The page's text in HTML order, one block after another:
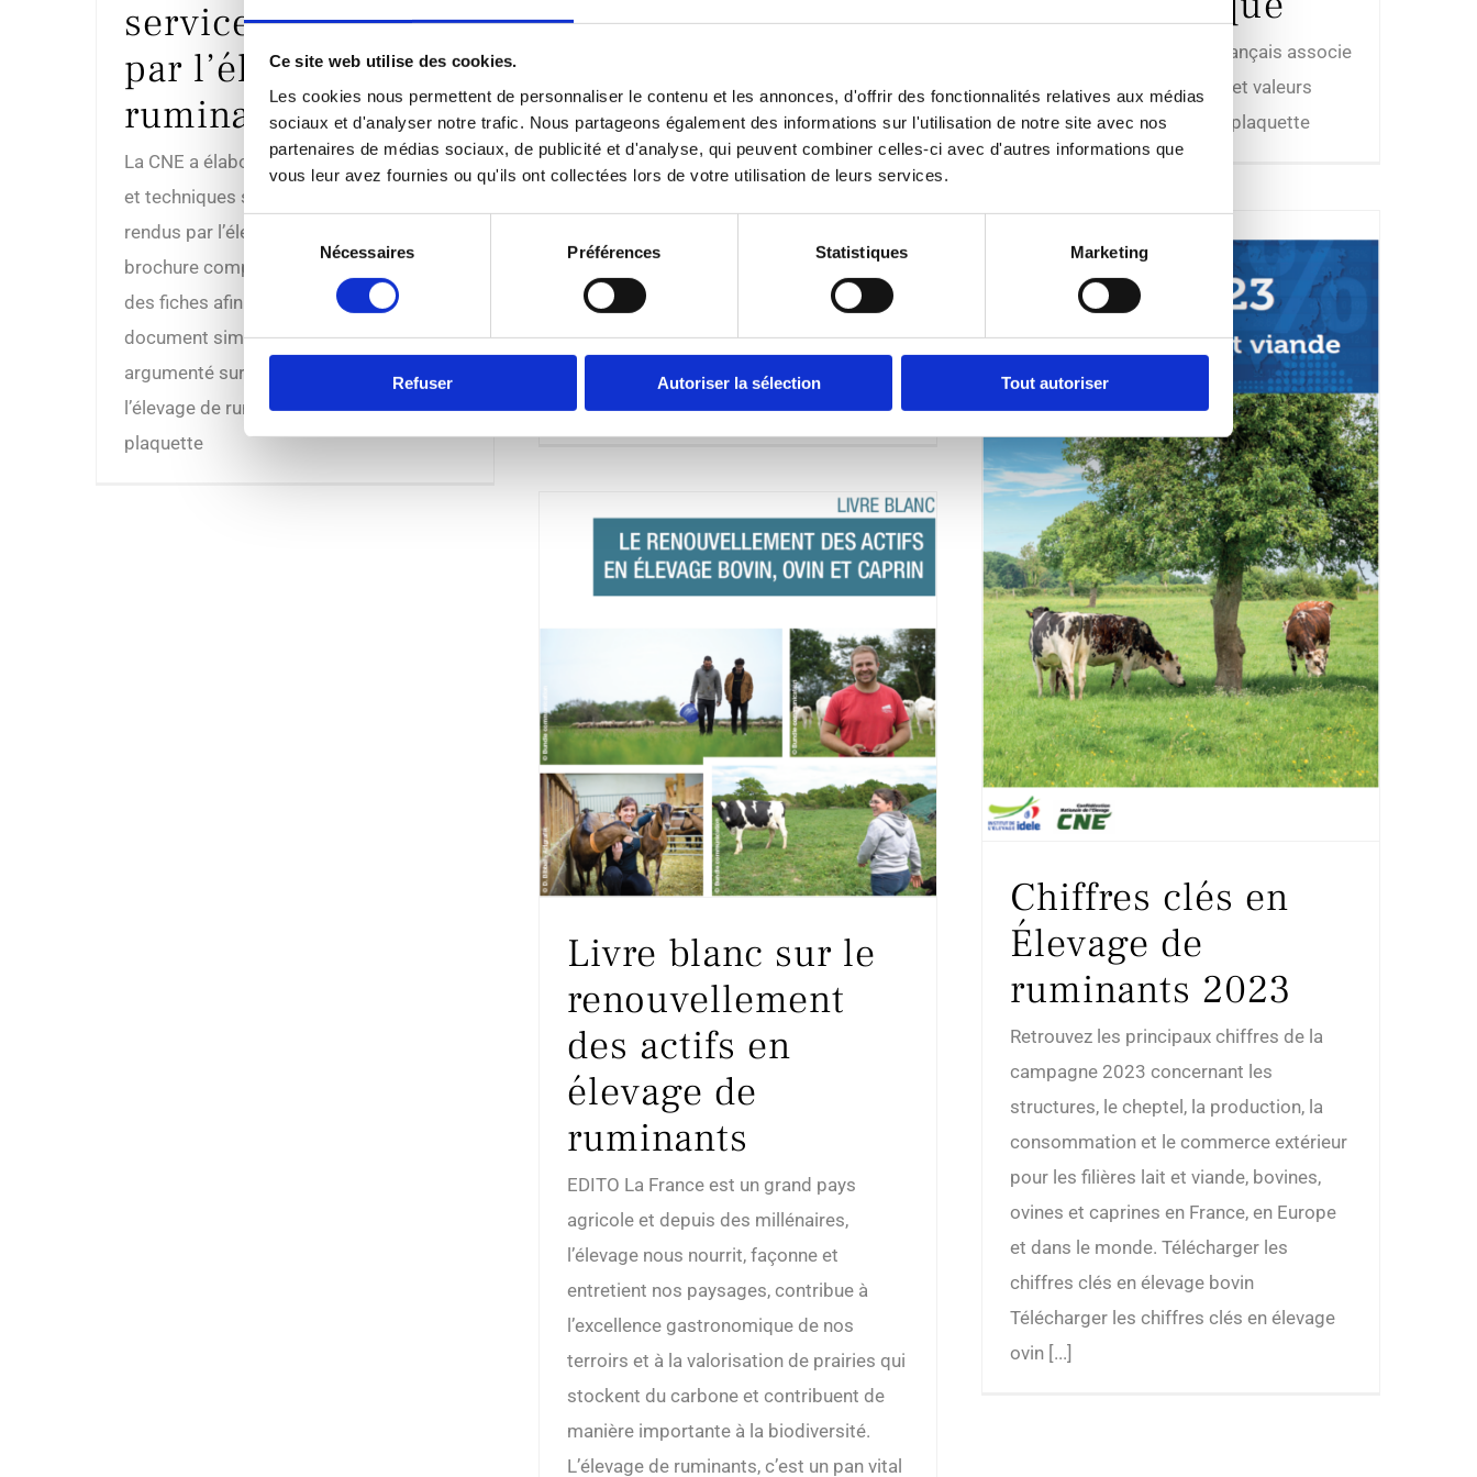
Ce site web utilise des cookies.
Les cookies nous permettent de personnaliser le contenu et les annonces, d'offrir des fonctionnalités relatives aux médias
sociaux et d'analyser notre trafic. Nous partageons également des informations sur l'utilisation de notre site avec nos
partenaires de médias sociaux, de publicité et d'analyse, qui peuvent combiner celles-ci avec d'autres informations que
vous leur avez fournies ou qu'ils ont collectées lors de votre utilisation de leurs services.
Sélection
consentement
Nécessaires Préférences Statistiques Marketing
Refuser Autoriser la sélection Tout autoriser
services rendus »
par l’élevage de
ruminants
La CNE a élaboré 22 fiches scientifiques
et techniques sur les différents services
rendus par l’élevage de ruminants. Cette
brochure compile les chiffres clés issus
des fiches afin de disposer d’un
document simple, pédagogique et
argumenté sur les aménités positives de
l’élevage de ruminants. Télécharger la
plaquette
ruminants 2024
Retrouvez les principaux chiffres de la
campagne 2024 concernant les
structures, le cheptel, la production, la
ovines et caprines en France, en Europe
et dans le monde. Télécharger les
chiffres clés en élevage bovin
ovin [...]
“ L’élevage de ruminants français associe
agroécologie, productivité et valeurs
humaines. ” Télécharger la plaquette
Chiffres clés en
Élevage de
ruminants 2023
Retrouvez les principaux chiffres de la
campagne 2023 concernant les
structures, le cheptel, la production, la
consommation et le commerce extérieur
pour les filières lait et viande, bovines,
ovines et caprines en France, en Europe
et dans le monde. Télécharger les
chiffres clés en élevage bovin
Télécharger les chiffres clés en élevage
ovin [...]
Livre blanc sur le
renouvellement
des actifs en
élevage de
ruminants
EDITO La France est un grand pays
agricole et depuis des millénaires,
l’élevage nous nourrit, façonne et
entretient nos paysages, contribue à
l’excellence gastronomique de nos
terroirs et à la valorisation de prairies qui
stockent du carbone et contribuent de
manière importante à la biodiversité.
L’élevage de ruminants, c’est un pan vital